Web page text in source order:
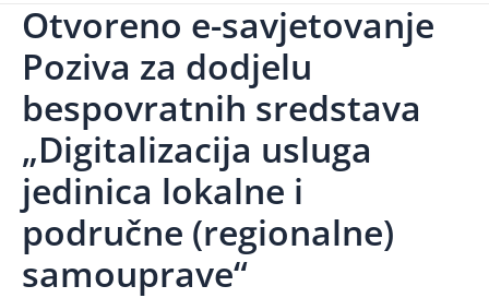
Otvoreno e-savjetovanje
Poziva za dodjelu
bespovratnih sredstava
„Digitalizacija usluga
jedinica lokalne i
područne (regionalne)
samouprave“